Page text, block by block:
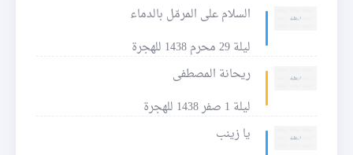
السلام على المرمّل بالدماء
ليلة 29 محرم 1438 للهجرة
ريحانة المصطفى
ليلة 1 صفر 1438 للهجرة
يا زينب